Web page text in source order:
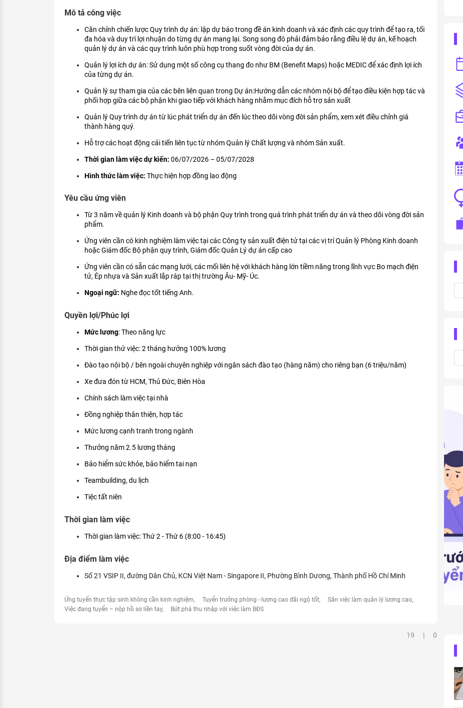
KHÁM PHÁ NGHỀ NGHIỆP
Kỹ năng nghề nghiệp
HƯỚNG NGHIỆP VIỆC LÀM
XÂY DỰNG VÀ PHÁT TRIỂN ĐỘI NGŨ
Mô tả công việc
Căn chỉnh chiến lược Quy trình dự án: lập dự báo trong đề án kinh doanh và xác định các quy trình để tạo ra, tối
đa hóa và duy trì lợi nhuận do từng dự án mang lại. Song song đó phải đảm bảo rằng điều lệ dự án, kế hoạch
quản lý dự án và các quy trình luôn phù hợp trong suốt vòng đời của dự án.
Quản lý lợi ích dự án: Sử dụng một số công cụ thang đo như BM (Benefit Maps) hoặc MEDIC để xác định lợi ích
của từng dự án.
Quản lý sự tham gia của các bên liên quan trong Dự án:Hướng dẫn các nhóm nội bộ để tạo điều kiện hợp tác và
phối hợp giữa các bộ phận khi giao tiếp với khách hàng nhằm mục đích hỗ trợ sản xuất
Quản lý Quy trình dự án từ lúc phát triển dự án đến lúc theo dõi vòng đời sản phẩm, xem xét điều chỉnh giá
thành hàng quý.
Hỗ trợ các hoạt động cải tiến liên tục từ nhóm Quản lý Chất lượng và nhóm Sản xuất.
Thời gian làm việc dự kiến: 06/07/2026 – 05/07/2028
Hình thức làm việc: Thực hiện hợp đồng lao động
Yêu cầu ứng viên
Từ 3 năm về quản lý Kinh doanh và bộ phận Quy trình trong quá trình phát triển dự án và theo dõi vòng đời sản
phẩm.
Ứng viên cần có kinh nghiệm làm việc tại các Công ty sản xuất điện tử tại các vị trí Quản lý Phòng Kinh doanh
hoặc Giám đốc Bộ phận quy trình, Giám đốc Quản Lý dự án cấp cao
Ứng viên cần có sẵn các mạng lưới, các mối liên hệ với khách hàng lớn tiềm năng trong lĩnh vực Bo mạch điện
tử, Ép nhựa và Sản xuất lắp ráp tại thị trường Âu- Mỹ- Úc.
Ngoại ngữ: Nghe đọc tốt tiếng Anh.
Quyền lợi/Phúc lợi
Mức lương: Theo năng lực
Thời gian thử việc: 2 tháng hưởng 100% lương
Đào tạo nội bộ / bên ngoài chuyên nghiệp với ngân sách đào tạo (hàng năm) cho riêng bạn (6 triệu/năm)
Xe đưa đón từ HCM, Thủ Đức, Biên Hòa
Chính sách làm việc tại nhà
Đồng nghiệp thân thiện, hợp tác
Mức lương cạnh tranh trong ngành
Thưởng năm 2.5 lương tháng
Bảo hiểm sức khỏe, bảo hiểm tai nạn
Teambuilding, du lịch
Tiệc tất niên
Thời gian làm việc
Thời gian làm việc: Thứ 2 - Thứ 6 (8:00 - 16:45)
Địa điểm làm việc
Số 21 VSIP II, đường Dân Chủ, KCN Việt Nam - Singapore II, Phường Bình Dương, Thành phố Hồ Chí Minh
Ứng tuyển thực tập sinh không cần kinh nghiệm Tuyển trưởng phòng - lương cao đãi ngộ tốt
Săn việc làm quản lý lương cao
Việc đang tuyển – nộp hồ sơ liền tay
Bứt phá thu nhập với việc làm BĐS
19 | 0